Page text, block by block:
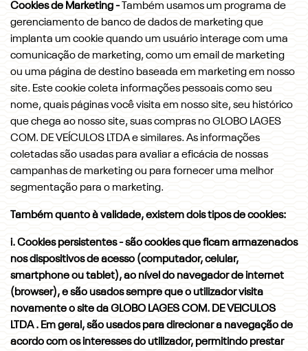
Cookies de Marketing -Também usamos um programa de
gerenciamento de banco de dados de marketing que
implanta um cookie quando um usuário interage com uma
comunicação de marketing, como um email de marketing
ou uma página de destino baseada em marketing em nosso
site. Este cookie coleta informações pessoais como seu
nome, quais páginas você visita em nosso site, seu histórico
que chega ao nosso site, suas compras no GLOBO LAGES
COM. DE VEÍCULOS LTDA e similares. As informações
coletadas são usadas para avaliar a eficácia de nossas
campanhas de marketing ou para fornecer uma melhor
segmentação para o marketing.
Também quanto à validade, existem dois tipos de cookies:
i. Cookies persistentes - são cookies que ficam armazenados
nos dispositivos de acesso (computador, celular,
smartphone ou tablet), ao nível do navegador de internet
(browser), e são usados sempre que o utilizador visita
novamente o site da GLOBO LAGES COM. DE VEICULOS
LTDA . Em geral, são usados para direcionar a navegação de
acordo com os interesses do utilizador, permitindo prestar